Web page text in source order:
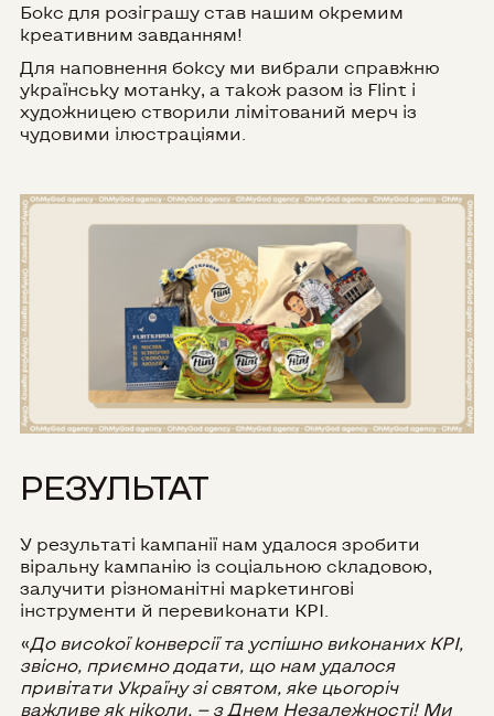
Бокс для розіграшу став нашим окремим
креативним завданням!
Для наповнення боксу ми вибрали справжню
українську мотанку, а також разом із Flint і
художницею створили лімітований мерч із
чудовими ілюстраціями.
РЕЗУЛЬТАТ
У результаті кампанії нам удалося зробити
віральну кампанію із соціальною складовою,
залучити різноманітні маркетингові
інструменти й перевиконати KPI.
«До високої конверсії та успішно виконаних KPI,
звісно, приємно додати, що нам удалося
привітати Україну зі святом, яке цьогоріч
важливе як ніколи, — з Днем Незалежності! Ми